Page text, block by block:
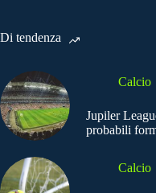
Di tendenza
Calcio
Jupiler
probabili
Calcio